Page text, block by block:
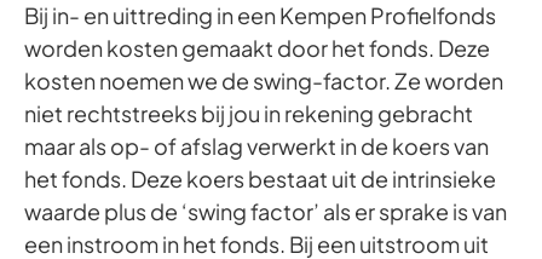
Bij in- en uittreding in een Kempen Profielfonds
worden kosten gemaakt door het fonds. Deze
kosten noemen we de swing-factor. Ze worden
niet rechtstreeks bij jou in rekening gebracht
maar als op- of afslag verwerkt in de koers van
het fonds. Deze koers bestaat uit de intrinsieke
waarde plus de ‘swing factor’ als er sprake is van
een instroom in het fonds. Bij een uitstroom uit